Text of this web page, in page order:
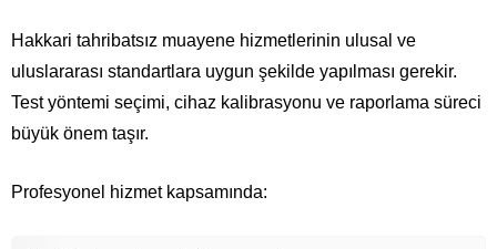
Hakkari tahribatsız muayene hizmetlerinin ulusal ve
uluslararası standartlara uygun şekilde yapılması gerekir.
Test yöntemi seçimi, cihaz kalibrasyonu ve raporlama süreci
büyük önem taşır.
Profesyonel hizmet kapsamında: